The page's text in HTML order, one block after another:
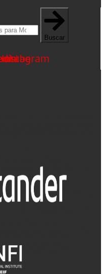
Buscar
Instagram